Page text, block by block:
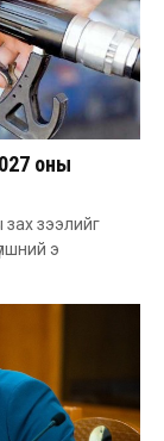
оны
зээлийг
э